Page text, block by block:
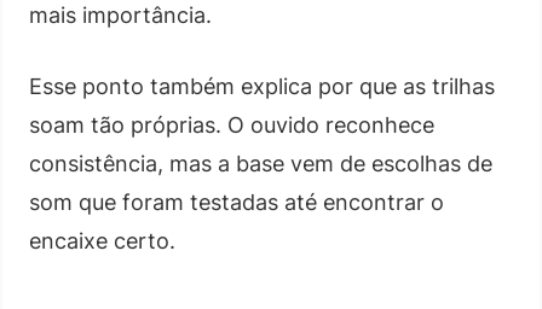
mais importância.
Esse ponto também explica por que as trilhas
soam tão próprias. O ouvido reconhece
consistência, mas a base vem de escolhas de
som que foram testadas até encontrar o
encaixe certo.